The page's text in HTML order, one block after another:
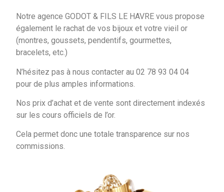
Notre agence GODOT & FILS LE HAVRE vous propose
également le rachat de vos bijoux et votre vieil or
(montres, goussets, pendentifs, gourmettes,
bracelets, etc.)
N’hésitez pas à nous contacter au 02 78 93 04 04
pour de plus amples informations.
Nos prix d’achat et de vente sont directement indexés
sur les cours officiels de l’or.
Cela permet donc une totale transparence sur nos
commissions.